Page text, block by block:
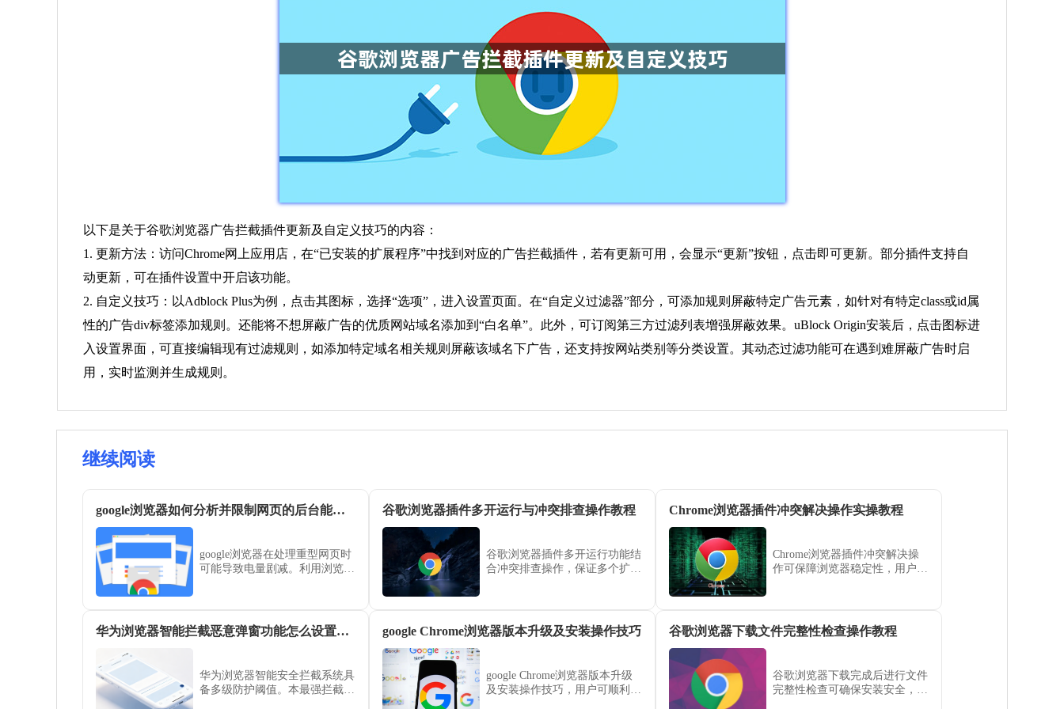
以下是关于谷歌浏览器广告拦截插件更新及自定义技巧的内容：
1. 更新方法：访问Chrome网上应用店，在“已安装的扩展程序”中找到对应的广告拦截插件，若有更新可用，会显示“更新”按钮，点击即可更新。部分插件支持自
动更新，可在插件设置中开启该功能。
2. 自定义技巧：以Adblock Plus为例，点击其图标，选择“选项”，进入设置页面。在“自定义过滤器”部分，可添加规则屏蔽特定广告元素，如针对有特定class或id属
性的广告div标签添加规则。还能将不想屏蔽广告的优质网站域名添加到“白名单”。此外，可订阅第三方过滤列表增强屏蔽效果。uBlock Origin安装后，点击图标进
入设置界面，可直接编辑现有过滤规则，如添加特定域名相关规则屏蔽该域名下广告，还支持按网站类别等分类设置。其动态过滤功能可在遇到难屏蔽广告时启
用，实时监测并生成规则。
继续阅读
google浏览器如何分析并限制网页的后台能耗资源
google浏览器在处理重型网页时
可能导致电量剧减。利用浏览器
化系统响应。
谷歌浏览器插件多开运行与冲突排查操作教程
谷歌浏览器插件多开运行功能结
合冲突排查操作，保证多个扩展
Chrome浏览器插件冲突解决操作实操教程
Chrome浏览器插件冲突解决操
作可保障浏览器稳定性，用户通
华为浏览器智能拦截恶意弹窗功能怎么设置最严格模式
华为浏览器智能安全拦截系统具
备多级防护阈值。本最强拦截配
google Chrome浏览器版本升级及安装操作技巧
google Chrome浏览器版本升级
及安装操作技巧，用户可顺利完
谷歌浏览器下载文件完整性检查操作教程
谷歌浏览器下载完成后进行文件
完整性检查可确保安装安全，文